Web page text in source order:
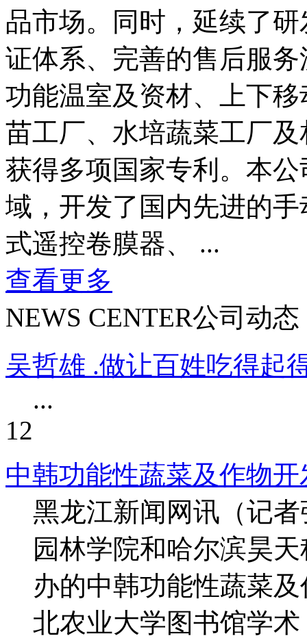
品市场。同时，延续了
证体系、完善的售后服
功能温室及资材、上下
苗工厂、水培蔬菜工厂
获得多项国家专利。本
域，开发了国内先进的
式遥控卷膜器、 ...
查看更多
NEWS CENTER公司动态
吴哲雄 .做让百姓吃得起
...
12
中韩功能性蔬菜及作物
黑龙江新闻网讯（记
园林学院和哈尔滨昊
办的中韩功能性蔬菜
北农业大学图书馆学术